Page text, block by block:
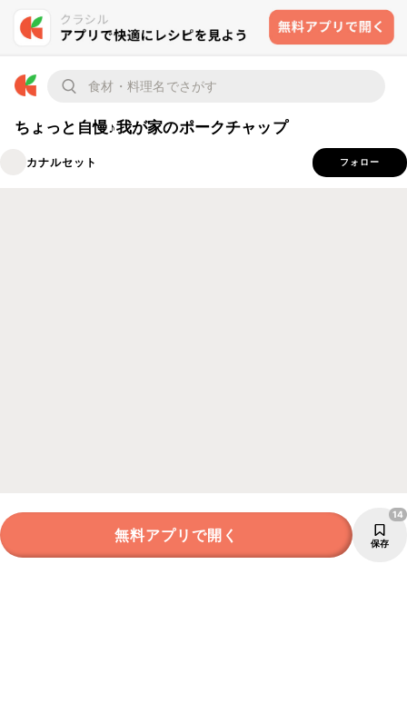
ちょっと自慢♪我が家のポークチャップ
カナルセット フォロー
無料アプリで開く 保存
14